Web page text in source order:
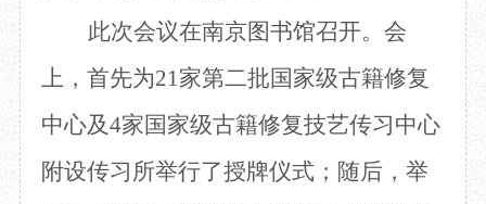
唐代遗址
草堂影壁
大雅堂
草堂书院
此次会议在南京图书馆召开。 会
上，首先为21家第二批国家级古籍修复
中心及4家国家级古籍修复技艺传习中心
附设传习所举行了授牌仪式； 随后， 举